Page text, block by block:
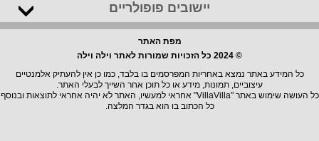
יישובים פופולריים
מפת האתר
© 2024 כל הזכויות שמורות לאתר וילה וילה
כל המידע באתר נמצא באחריות המפרסמים בו בלבד, כמו כן אין להעתיק אלמנטיים
עיצוביים, תמונות, מידע או כל תוכן אחר השייך לבעלי האתר.
כל העושה שימוש באתר "VillaVilla" אחראי למעשיו, האתר לא יהיה אחראי לתוצאות ובנוסף
כל הכתוב בו הוא בגדר המלצה.